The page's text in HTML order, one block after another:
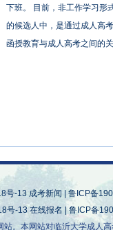
下班。 目前，非工作学习形
的候选人中，是通过成人高
函授教育与成人高考之间的
号-13 成考新闻
鲁ICP备
号-13 在线报名 |鲁ICP备
站。本网站对临沂大学成人